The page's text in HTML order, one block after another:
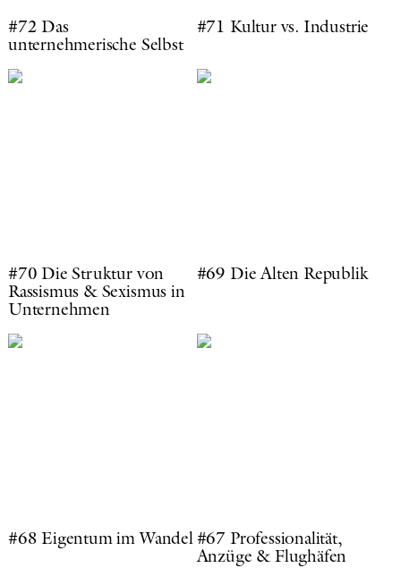
#72 Das
unternehmerische Selbst
#71 Kultur vs. Industrie
#70 Die Struktur von
Rassismus & Sexismus in
Unternehmen
#69 Die Alten Republik
#68 Eigentum im Wandel#67 Professionalität,
Anzüge & Flughäfen